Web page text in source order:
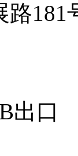
路181
出口